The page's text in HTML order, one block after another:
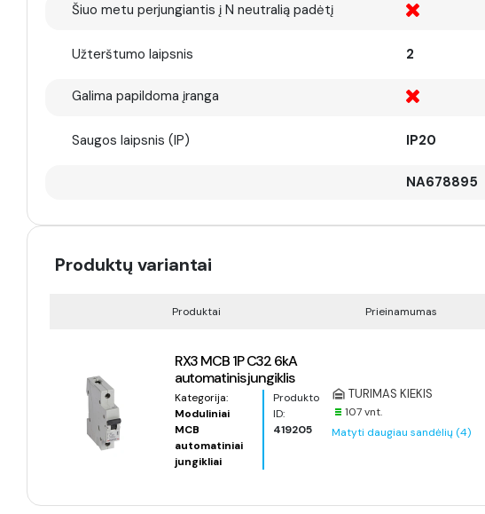
Šiuo metu perjungiantis į N neutralią padėtį
Užterštumo laipsnis 2
Galima papildoma įranga
Saugos laipsnis (IP) IP20
NA678895
Produktų variantai
Produktai Prieinamumas
RX3 MCB 1P C32 6kA
automatinis jungiklis
Kategorija:
Moduliniai
MCB
automatiniai
jungikliai
Produkto
ID:
419205
107 vnt.
TURIMAS KIEKIS
Matyti daugiau sandėlių (4)